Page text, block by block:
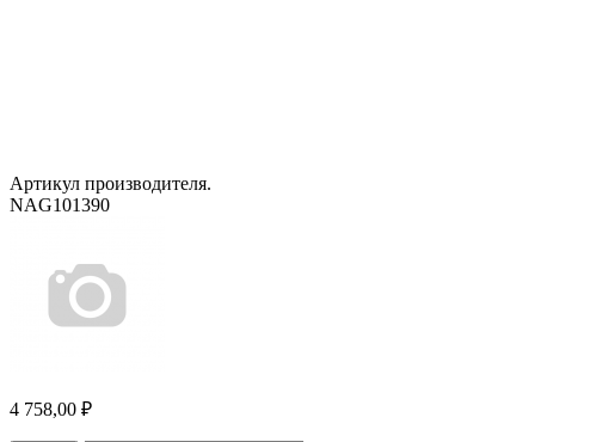
Артикул производителя.
NAG101390
4 758,00 ₽